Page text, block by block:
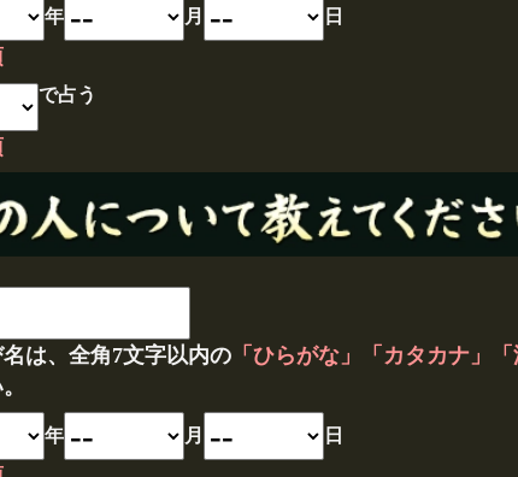
年 月 日
で占う
は、全角7文字以内の 「ひらがな」「カタカナ」
年 月 日